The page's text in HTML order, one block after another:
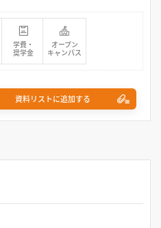
学費・
奨学金
オープン
キャンパス
資料リストに追加する